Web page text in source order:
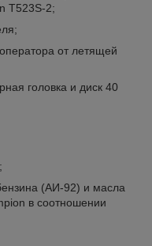
Т523S-2;
от летящей
головка и диск 40
(АИ-92) и масла
в соотношении